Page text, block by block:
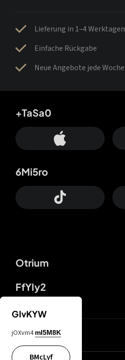
Lieferung in 1–4 Werktagen
Einfache Rückgabe
Neue Angebote jede Woche
Otrium
FfYIy2
+TaSa0
6Mi5ro
DDcvSo
GIvKYW
jOXvm4 mI5M8K
BMcLyf